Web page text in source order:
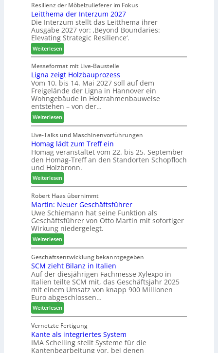
S
o
r
t
i
m
e
n
t
n
u
n
g
e
n
f
ü
r
P
l
a
n
t
a
g
m
e
l
l
o
-
F
r
ä
s
e
r
u
n
d
-
V
e
r
b
i
n
d
e
r
Resilienz der Möbelzulieferer im Fokus
Leitthema der Interzum 2027
Die Interzum stellt das Leitthema ihrer
Ausgabe 2027 vor: ‚Beyond Boundaries:
Elevating Strategic Resilience‘.
Weiterlesen:
L
e
i
t
t
h
e
m
a
d
e
r
I
n
t
e
r
z
u
m
2
0
2
7
Messeformat mit Live-Baustelle
Ligna zeigt Holzbauprozess
Vom 10. bis 14. Mai 2027 soll auf dem
Freigelände der Ligna in Hannover ein
Wohngebäude in Holzrahmenbauweise
entstehen – von der…
Weiterlesen:
L
i
g
n
a
z
e
i
g
t
H
o
l
z
b
a
u
p
r
o
z
e
s
s
Live-Talks und Maschinenvorführungen
Homag lädt zum Treff ein
Homag veranstaltet vom 22. bis 25. September
den Homag-Treff an den Standorten Schopfloch
und Holzbronn.
Weiterlesen:
H
o
m
a
g
l
ä
d
t
z
u
m
T
r
e
f
f
e
i
Robert Haas übernimmt
Martin: Neuer Geschäftsführer
Uwe Schiemann hat seine Funktion als
Geschäftsführer von Otto Martin mit sofortiger
Wirkung niedergelegt.
Weiterlesen:
M
a
r
t
n
:
N
e
u
e
Geschäftsentwicklung bekanntgegeben
SCM zieht Bilanz in Italien
Auf der diesjährigen Fachmesse Xylexpo in
Italien teilte SCM mit, das Geschäftsjahr 2025
mit einem Umsatz von knapp 900 Millionen
Euro abgeschlossen…
Weiterlesen:
S
C
M
z
i
Vernetzte Fertigung
Kante als integriertes System
IMA Schelling stellt Systeme für die
Kantenbearbeitung vor, bei denen